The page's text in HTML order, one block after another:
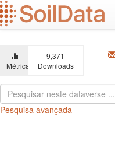
Ir
para
o
principal
Métricas
9,371
Downloads
Pesquisa avançada